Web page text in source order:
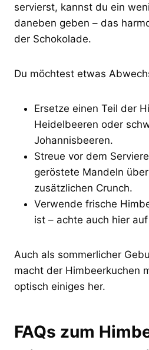
servierst, kannst du ein
daneben geben – das
der Schokolade.
Du möchtest etwas
Ersetze einen Teil der
Heidelbeeren oder
Johannisbeeren.
Streue vor dem
geröstete Mandeln
zusätzlichen Crunch.
Verwende frische
ist – achte auch hier
Auch als sommerlicher
macht der Himbeerkuchen
optisch einiges her.
FAQs zum